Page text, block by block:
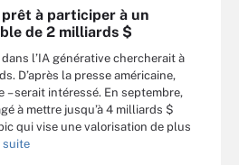
à participer à un
de 2 milliards $
l’IA générative chercherait à
D’après la presse américaine,
– serait intéressé. En septembre,
à mettre jusqu’à 4 milliards $
qui vise une valorisation de plus
suite